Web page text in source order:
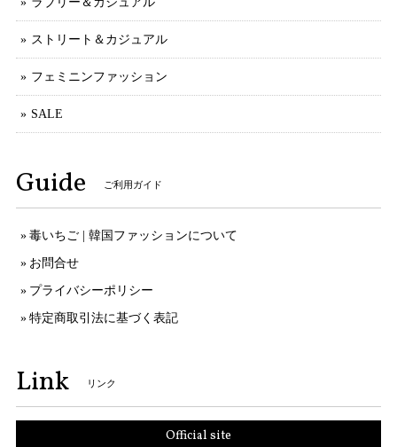
ストリート＆カジュアル
フェミニンファッション
SALE
Guide ご利用ガイド
毒いちご | 韓国ファッションについて
お問合せ
プライバシーポリシー
特定商取引法に基づく表記
Link リンク
Official site